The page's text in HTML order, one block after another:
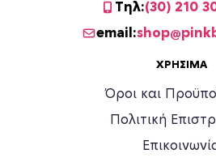
Τηλ:(30) 210
email:
ΧΡΉΣΙΜΑ
Όροι και
Πολιτική